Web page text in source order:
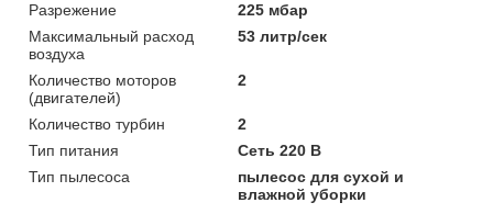
Разрежение
225 мбар
Максимальный расход
воздуха
53 литр/сек
Количество моторов
(двигателей)
2
Количество турбин
2
Тип питания
Сеть 220 В
Тип пылесоса
пылесос для сухой и
влажной уборки